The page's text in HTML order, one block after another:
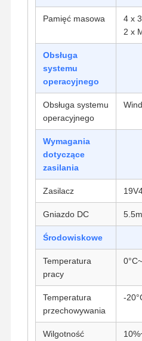
Kontrola
Jakości
Skontaktuj
Firewall Mini PC
Minikomputer przemysłowy
1U Rackmount PC
Minikomputer POE
NAS Mini PC
Celeron Mini PC
Core Mini PC
Minikomputer biurowy
Przemysłowa płyta główna
Płyta główna zaporu
Pamięć masowa
4 x
2 x
Obsługa
systemu
operacyjnego
Obsługa systemu
operacyjnego
Wymagania
dotyczące
zasilania
Zasilacz
Gniazdo DC
Środowiskowe
Temperatura
pracy
Temperatura
przechowywania
-
Wilgotność